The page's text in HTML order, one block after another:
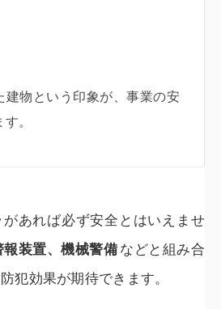
建物という印象が、事業の安
。
あれば必ず安全とはいえませ
装置、機械警備などと組み合
犯効果が期待できます。